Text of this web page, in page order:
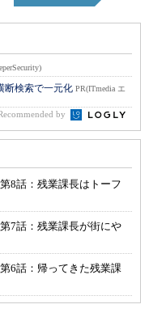
検索で一元化 PR(ITmedia エ
by
8話：残業課長はトーフ
7話：残業課長が街にや
6話：帰ってきた残業課